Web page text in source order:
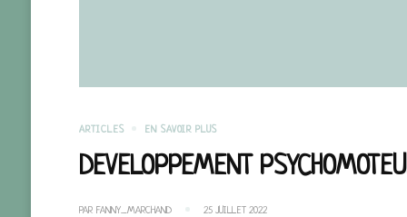
ARTICLES EN SAVOIR PLUS
DEVELOPPEMENT
PAR FANNY_MARCHAND 25 JUILLET 2022